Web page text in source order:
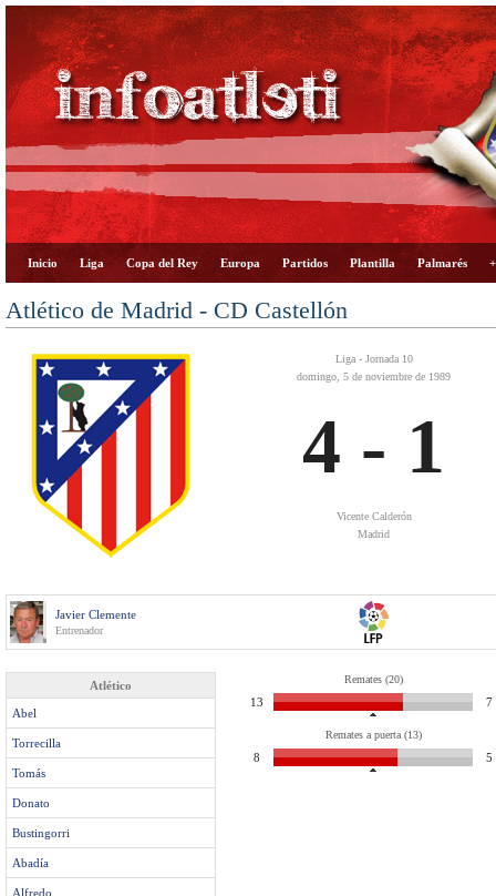
Inicio Liga Copa del Rey Europa Partidos Plantilla Palmarés
Atlético de Madrid - CD Castellón
Liga - Jornada 10
domingo, 5 de noviembre de 1989
4 - 1
Vicente Calderón
Madrid
Javier Clemente
Entrenador
Atlético
Abel
Torrecilla
Tomás
Donato
Bustingorri
Abadía
Alfredo
Remates (20)
13 7
Remates a puerta (13)
8 5